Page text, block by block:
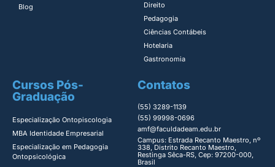
Blog
Direito​
Pedagogia
Ciências Contábeis
Hotelaria
Gastronomia
Cursos Pós-
Graduação
Especialização Ontopiscologia ​
MBA Identidade Empresarial​
Especialização em Pedagogia
Ontopsicológica​
Contatos
(55) 3289-1139
(55) 99998-0696
amf@faculdadeam.edu.br
Campus: Estrada Recanto Maestro, nº
338, Distrito Recanto Maestro,
Restinga Sêca-RS, Cep: 97200-000,
Brasil